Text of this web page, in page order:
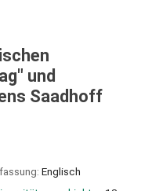
und
Saadhoff
Englisch